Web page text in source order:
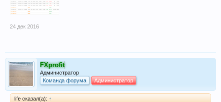
24 дек 2016
FXprofit
Администратор
Команда форума
Администратор
life сказал(а): ↑